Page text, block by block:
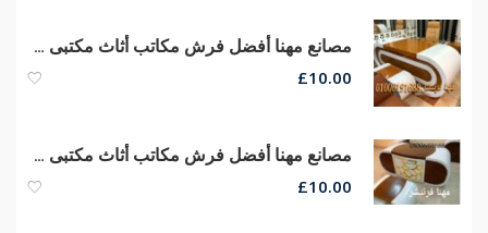
مصانع مهنا أفضل فرش مكاتب أثاث مكتبى متنوع مكاتب مدير كراسى شبك
£10.00
مصانع مهنا أفضل فرش مكاتب أثاث مكتبى متنوع مكاتب مدير كراسى شبك طبى
£10.00